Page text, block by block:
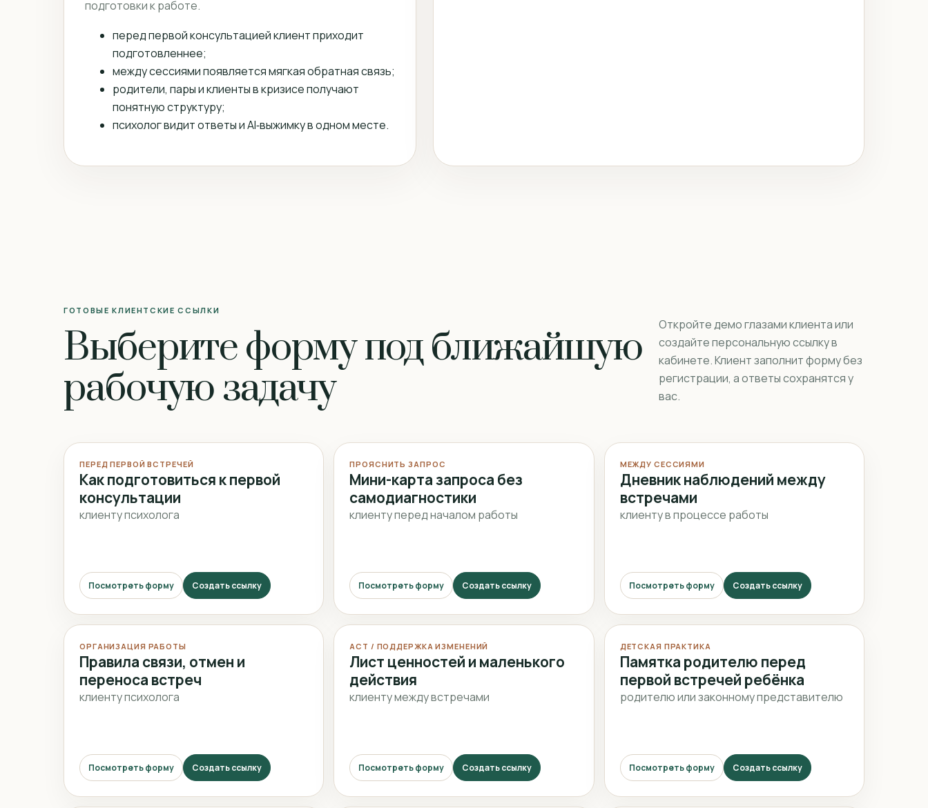
подготовки к работе.
перед первой консультацией клиент приходит
подготовленнее;
между сессиями появляется мягкая обратная связь;
родители, пары и клиенты в кризисе получают
понятную структуру;
психолог видит ответы и AI‑выжимку в одном месте.
ГОТОВЫЕ КЛИЕНТСКИЕ ССЫЛКИ
Выберите форму под ближайшую
рабочую задачу
Откройте демо глазами клиента или
создайте персональную ссылку в
кабинете. Клиент заполнит форму без
регистрации, а ответы сохранятся у
вас.
ПЕРЕД ПЕРВОЙ ВСТРЕЧЕЙ
Как подготовиться к первой
консультации
клиенту психолога
Посмотреть форму Создать ссылку
ПРОЯСНИТЬ ЗАПРОС
Мини-карта запроса без
самодиагностики
клиенту перед началом работы
Посмотреть форму Создать ссылку
МЕЖДУ СЕССИЯМИ
Дневник наблюдений между
встречами
клиенту в процессе работы
Посмотреть форму Создать ссылку
ОРГАНИЗАЦИЯ РАБОТЫ
Правила связи, отмен и
переноса встреч
клиенту психолога
Посмотреть форму Создать ссылку
ACT / ПОДДЕРЖКА ИЗМЕНЕНИЙ
Лист ценностей и маленького
действия
клиенту между встречами
Посмотреть форму Создать ссылку
ДЕТСКАЯ ПРАКТИКА
Памятка родителю перед
первой встречей ребёнка
родителю или законному представителю
Посмотреть форму Создать ссылку